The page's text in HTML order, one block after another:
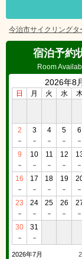
今治市サイクリング
宿泊予約
Room
2026年8
日 月 火 水 木
2
－
3
－
4
－
5
－
6
－
9
－
10
－
11
－
12
－ －
16
－
17
－
18
－
19
－ －
23
－
24
－
25
－
26
－ －
30
－
31
－
2026年7月